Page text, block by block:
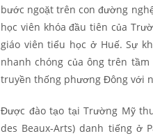
bước ngoặt trên con đường
học viên khóa đầu tiên của
giáo viên tiểu học ở Huế. Sự
nhanh chóng của ông trên
truyền thống phương Đông với
Được đào tạo tại Trường Mỹ
des Beaux-Arts) danh tiếng ở